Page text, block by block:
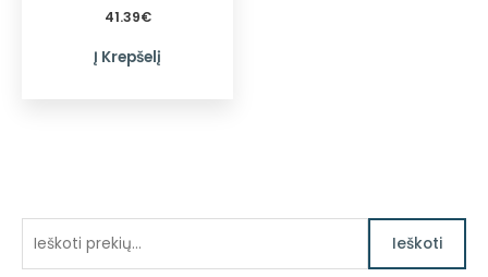
Ieškoti
41.39€
Į Krepšelį